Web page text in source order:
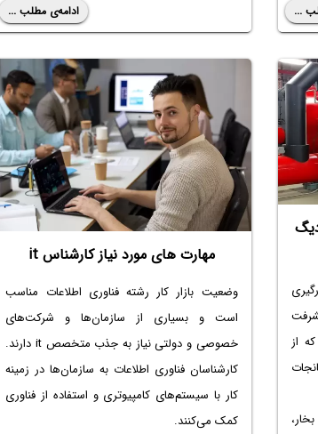
... ادامه‌ی مطلب ...
دیگ
از
مهارت ‌های مورد نیاز کارشناس it
وضعیت بازار کار رشته فناوری اطلاعات مناسب
است و بسیاری از سازمان‌ها و شرکت‌های
خصوصی و دولتی نیاز به جذب متخصص it دارند.
کارشناسان فناوری اطلاعات به سازمان‌ها در زمینه
کار با سیستم‌های کامپیوتری و استفاده از فناوری
کمک می‌کنند.